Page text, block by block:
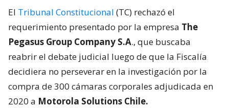
El Tribunal Constitucional (TC) rechazó el
requerimiento presentado por la empresa The
Pegasus Group Company S.A., que buscaba
reabrir el debate judicial luego de que la Fiscalía
decidiera no perseverar en la investigación por la
compra de 300 cámaras corporales adjudicada en
2020 a Motorola Solutions Chile.